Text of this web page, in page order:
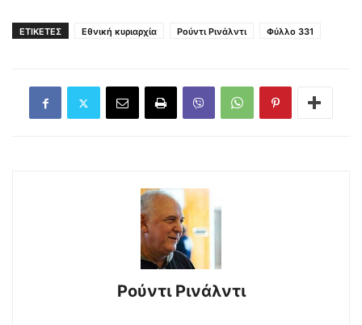
ΕΤΙΚΕΤΕΣ Εθνική κυριαρχία Ρούντι Ρινάλντι Φύλλο 331
Ρούντι Ρινάλντι